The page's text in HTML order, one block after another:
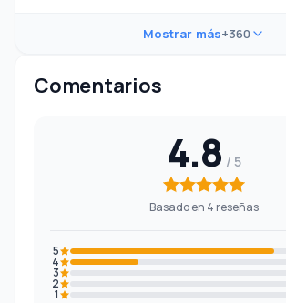
Mostrar más+360
Comentarios
4.8
Basado en 4 reseñas
5
4
3
2
1